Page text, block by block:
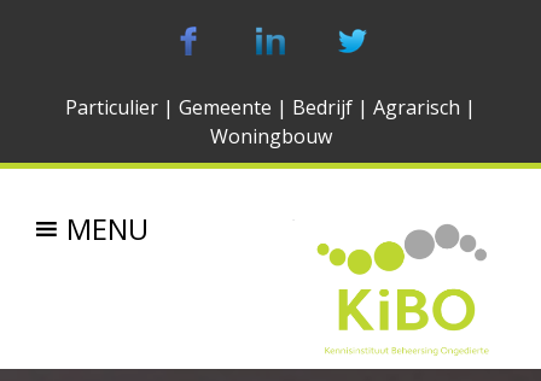
Particulier | Gemeente | Bedrijf | Agrarisch |
Woningbouw
MENU